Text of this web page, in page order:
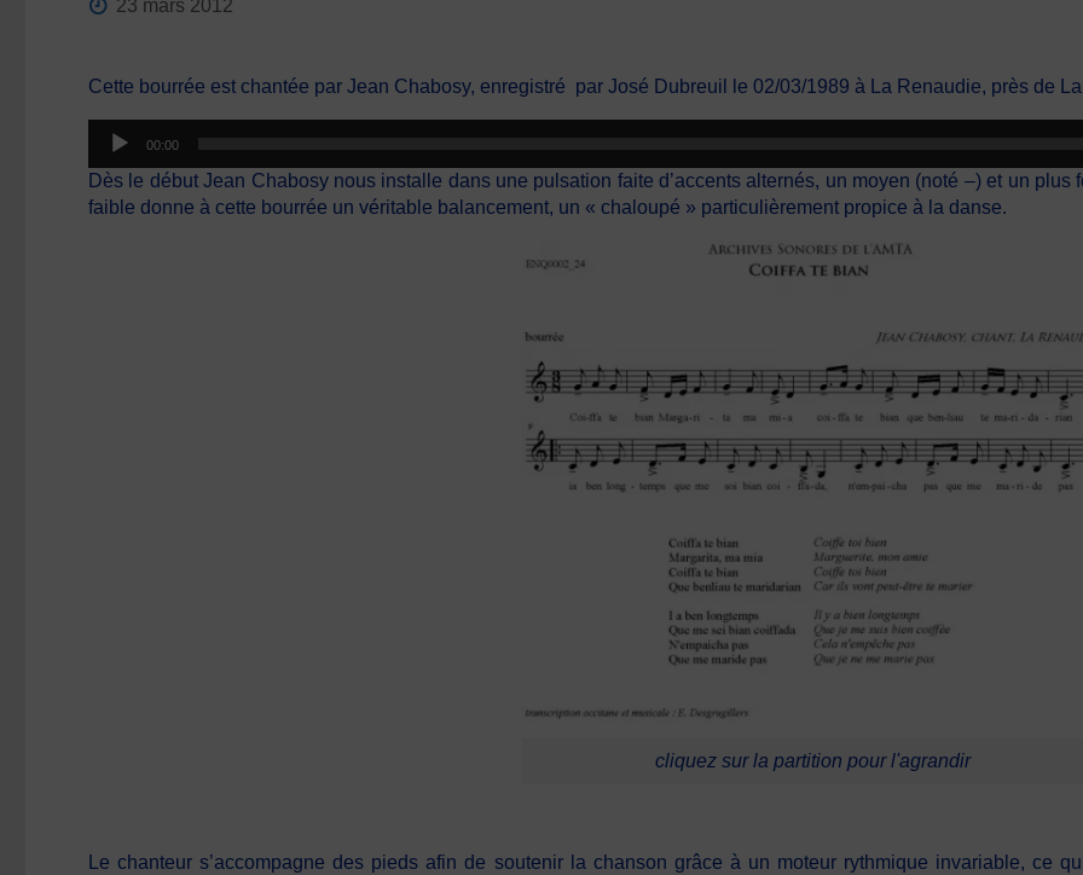
23 mars 2012
Cette bourrée est chantée par Jean Chabosy, enregistré par José Dubreuil le 02/03/1989 à La Renaudie, près de
Lecteur
audio
00:00
Dès le début Jean Chabosy nous installe dans une pulsation faite d’accents alternés, un moyen (noté –) et un plus
faible donne à cette bourrée un véritable balancement, un « chaloupé » particulièrement propice à la danse.
cliquez sur la partition pour l'agrandir
Le chanteur s’accompagne des pieds afin de soutenir la chanson grâce à un moteur rythmique invariable, ce